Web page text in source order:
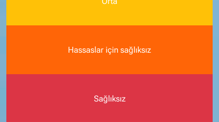
Hassaslar için sağlıksız
Sağlıksız